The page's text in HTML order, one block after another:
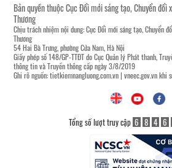
Bản quyền thuộc Cục Đổi mới sáng tạo, Chuyển đổi
Thương
Chịu trách nhiệm nội dung: Cục Đổi mới sáng tạo, Chuyển
Thương
54 Hai Bà Trưng, phường Cửa Nam, Hà Nội
Giấy phép số 148/GP-TTĐT do Cục Quản lý Phát thanh,
thông tin và Truyền thông cấp ngày 3/8/2019
Ghi rõ nguồn:tietkiemnangluong.com.vn| vneec.gov.vnkhi
Tổng số lượt truy cập 6 8 4 6